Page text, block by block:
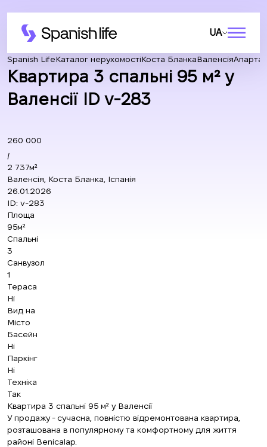
UA
Spanish LifeКаталог нерухомостіКоста БланкаВаленсія
Квартира 3 спальні 95 м² у
Валенсії ID v-283
260 000
/
2 737м²
Валенсія, Коста Бланка, Іспанія
26.01.2026
ID: v-283
Площа
95м²
Спальні
3
Санвузол
1
Тераса
Ні
Вид на
Місто
Басейн
Ні
Паркінг
Ні
Техніка
Так
Квартира 3 спальні 95 м² у Валенсії
У продажу - сучасна, повністю відремонтована квартира,
розташована в популярному та комфортному для життя
районі Benicalap.